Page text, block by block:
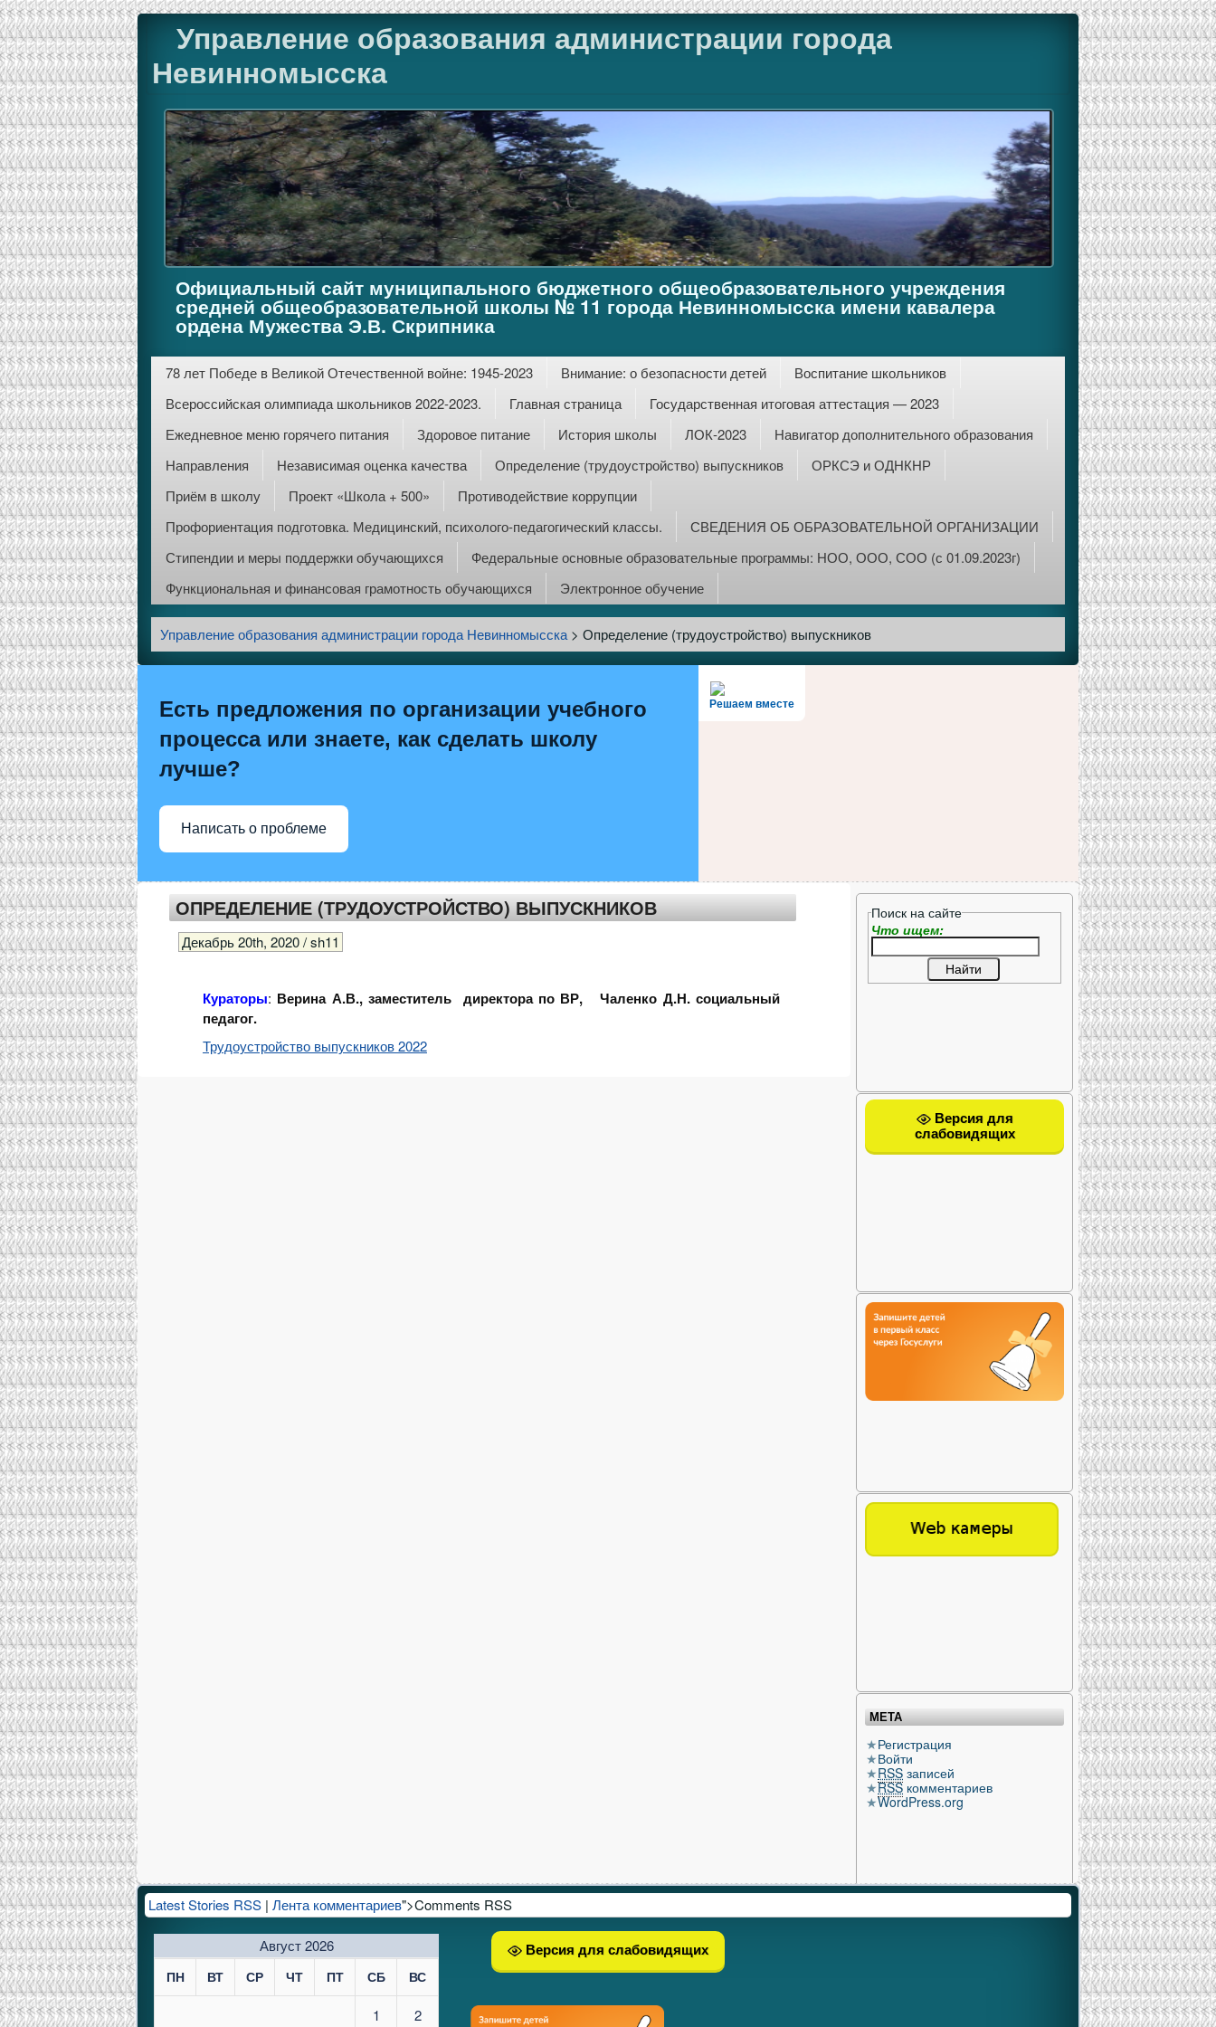
Управление образования администрации города
Невинномысска
Официальный сайт муниципального бюджетного общеобразовательного учреждения
средней общеобразовательной школы № 11 города Невинномысска имени кавалера
ордена Мужества Э.В. Скрипника
78 лет Победе в Великой Отечественной войне: 1945-2023 Внимание: о безопасности детей
Воспитание школьников
Всероссийская олимпиада школьников 2022-2023.
Главная страница
Государственная итоговая аттестация — 2023
Ежедневное меню горячего питания
Здоровое питание История школы ЛОК-2023
Навигатор дополнительного образования
Направления
Независимая оценка качества Определение (трудоустройство) выпускников
ОРКСЭ и ОДНКНР
Приём в школу
Проект «Школа + 500»
Противодействие коррупции
Профориентация подготовка. Медицинский, психолого-педагогический классы.
СВЕДЕНИЯ ОБ ОБРАЗОВАТЕЛЬНОЙ ОРГАНИЗАЦИИ
Стипендии и меры поддержки обучающихся
Федеральные основные образовательные программы: НОО, ООО, СОО (с 01.09.2023г)
Функциональная и финансовая грамотность обучающихся
Электронное обучение
Управление образования администрации города Невинномысска > Определение (трудоустройство) выпускников
Решаем вместе
Есть предложения по организации учебного
процесса или знаете, как сделать школу
лучше?
Написать о проблеме
ОПРЕДЕЛЕНИЕ (ТРУДОУСТРОЙСТВО) ВЫПУСКНИКОВ
Декабрь 20th, 2020 / sh11
Кураторы: Верина А.В., заместитель директора по ВР, Чаленко Д.Н. социальный
педагог.
Трудоустройство выпускников 2022
Поиск на сайте
Что ищем:
Версия для
слабовидящих
МЕТА
Регистрация
Войти
RSS записей
RSS комментариев
WordPress.org
Latest Stories RSS | Лента комментариев">Comments RSS
Август 2026
ПН ВТ СР ЧТ ПТ СБ ВС
1 2
Версия для слабовидящих